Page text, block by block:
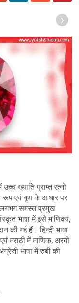
›
ख्याति प्राप्त रत्नो
रूप एवं गुण के आधार पर
लगभग समस्त प्रमुख
भाषा में इसे माणिक्य,
की गई हैं। हिन्दी भाषा
मराठी में माणिक, अरबी
भाषा में रुबी की